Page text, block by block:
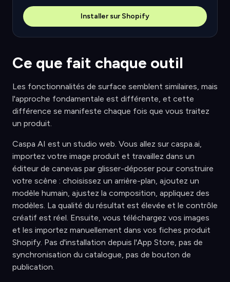
Installer sur Shopify
Ce que fait chaque outil
Les fonctionnalités de surface semblent similaires, mais
l'approche fondamentale est différente, et cette
différence se manifeste chaque fois que vous traitez
un produit.
Caspa AI est un studio web. Vous allez sur caspa.ai,
importez votre image produit et travaillez dans un
éditeur de canevas par glisser-déposer pour construire
votre scène : choisissez un arrière-plan, ajoutez un
modèle humain, ajustez la composition, appliquez des
modèles. La qualité du résultat est élevée et le contrôle
créatif est réel. Ensuite, vous téléchargez vos images
et les importez manuellement dans vos fiches produit
Shopify. Pas d'installation depuis l'App Store, pas de
synchronisation du catalogue, pas de bouton de
publication.